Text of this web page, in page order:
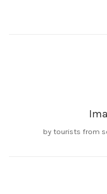
by tourists from